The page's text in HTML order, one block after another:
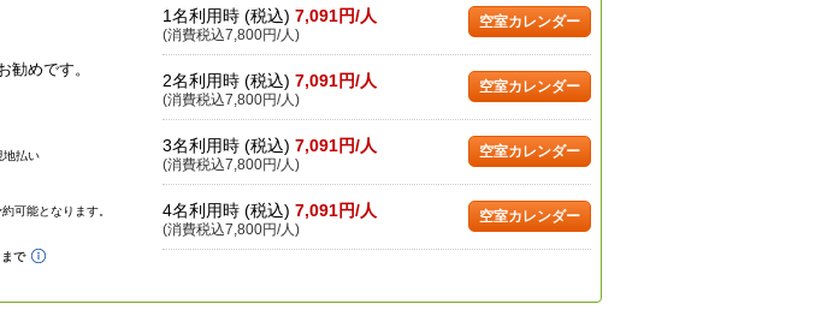
勧めです。
地払い
可能となります。
1名利用時 (税込) 7,091円/人
(消費税込7,800円/人)
空室カレンダー
2名利用時 (税込) 7,091円/人
(消費税込7,800円/人)
空室カレンダー
3名利用時 (税込) 7,091円/人
(消費税込7,800円/人)
空室カレンダー
4名利用時 (税込) 7,091円/人
(消費税込7,800円/人)
空室カレンダー